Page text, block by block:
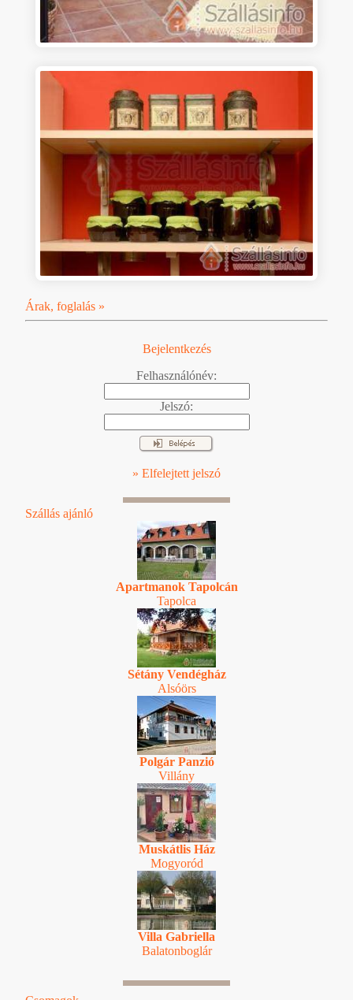
Árak, foglalás »
Bejelentkezés
Felhasználónév:
Jelszó:
» Elfelejtett jelszó
Szállás ajánló
Apartmanok Tapolcán
Tapolca
Sétány Vendégház
Alsóörs
Polgár Panzió
Villány
Muskátlis Ház
Mogyoród
Villa Gabriella
Balatonboglár